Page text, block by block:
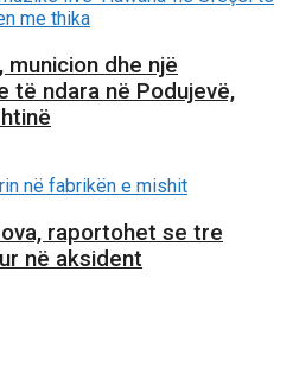
dhe një
të ndara në Podujevë,
raportohet se tre
në aksident